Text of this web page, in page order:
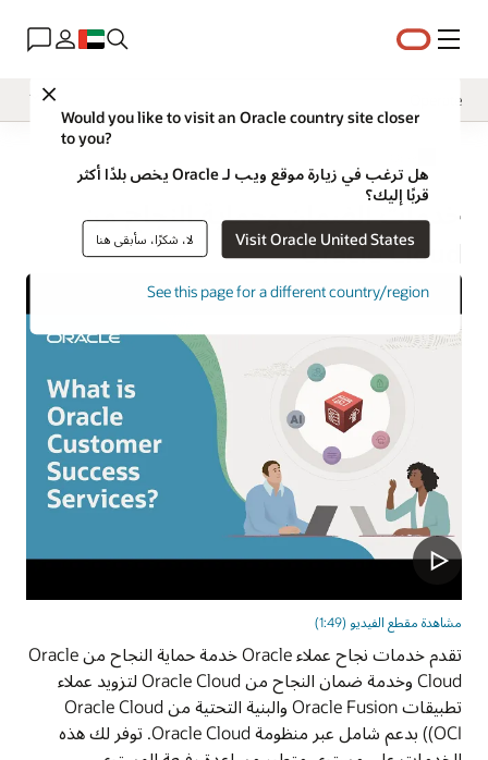
القائمة
Close
Would you like to visit an Oracle country site closer
to you?
هل ترغب في زيارة موقع ويب لـ Oracle يخص بلدًا أكثر
قربًا إليك؟
Visit Oracle United States لا، شكرًا، سأبقى هنا
See this page for a different country/region
Operate
الابتكار
خدمات الضمان وحماية النجاح من
Oracle Cloud
مشاهدة مقطع الفيديو (1:49)
تقدم خدمات نجاح عملاء Oracle خدمة حماية النجاح من Oracle
Cloud وخدمة ضمان النجاح من Oracle Cloud لتزويد عملاء
تطبيقات Oracle Fusion والبنية التحتية من Oracle Cloud
(OCI) بدعم شامل عبر منظومة Oracle Cloud. توفر لك هذه